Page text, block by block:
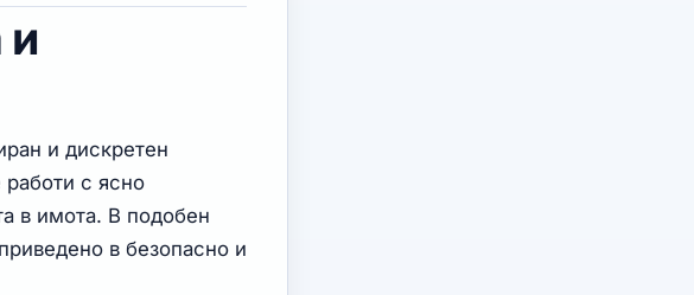
и
и дискретен
работи с ясно
в имота. В подобен
в безопасно и